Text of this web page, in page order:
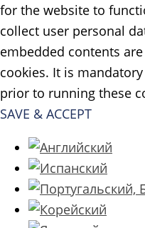
for the website to
collect user personal
embedded contents
cookies. It is
prior to running these
SAVE & ACCEPT